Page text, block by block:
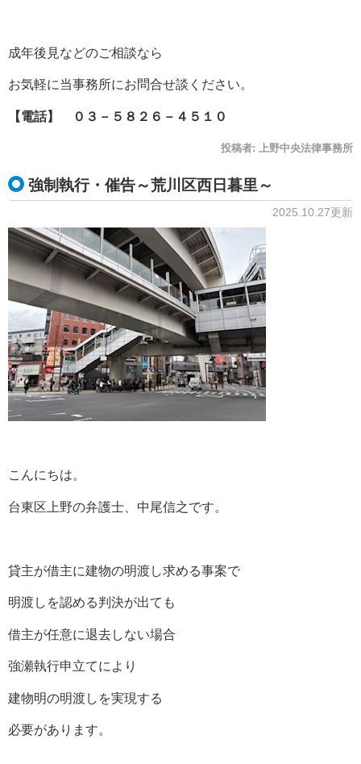
成年後見などのご相談なら
お気軽に当事務所にお問合せ談ください。
【電話】 ０３－５８２６－４５１０
投稿者: 上野中央法律事務所
強制執行・催告～荒川区西日暮里～
2025.10.27更新
こんにちは。
台東区上野の弁護士、中尾信之です。
貸主が借主に建物の明渡し求める事案で
明渡しを認める判決が出ても
借主が任意に退去しない場合
強瀬執行申立てにより
建物明の明渡しを実現する
必要があります。